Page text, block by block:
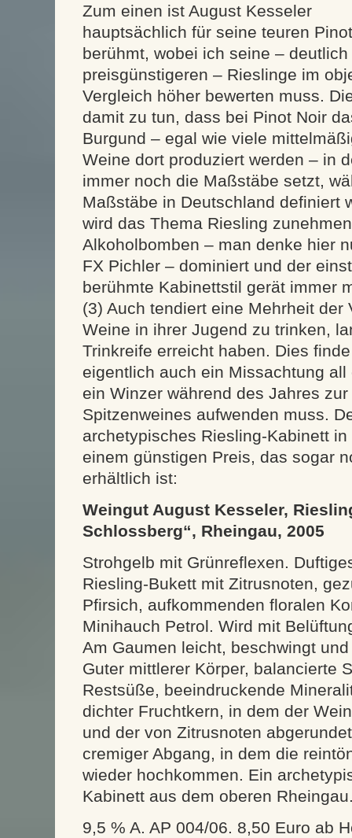
Zum einen ist August Kesseler
hauptsächlich für seine teuren
berühmt, wobei ich seine – deutlich
preisgünstigeren – Rieslinge im
Vergleich höher bewerten muss.
damit zu tun, dass bei Pinot Noir
Burgund – egal wie viele
Weine dort produziert werden – in
immer noch die Maßstäbe setzt,
Maßstäbe in Deutschland definiert
wird das Thema Riesling
Alkoholbomben – man denke hier
FX Pichler – dominiert und der
berühmte Kabinettstil gerät immer
(3) Auch tendiert eine Mehrheit der
Weine in ihrer Jugend zu trinken,
Trinkreife erreicht haben. Dies
eigentlich auch ein Missachtung
ein Winzer während des Jahres
Spitzenweines aufwenden muss.
archetypisches Riesling-Kabinett
einem günstigen Preis, das sogar
erhältlich ist:
Weingut August Kesseler,
Schlossberg“, Rheingau, 2005
Strohgelb mit Grünreflexen.
Riesling-Bukett mit Zitrusnoten,
Pfirsich, aufkommenden floralen
Minihauch Petrol. Wird mit
Am Gaumen leicht, beschwingt
Guter mittlerer Körper, balancierte
Restsüße, beeindruckende
dichter Fruchtkern, in dem der
und der von Zitrusnoten
cremiger Abgang, in dem die
wieder hochkommen. Ein
Kabinett aus dem oberen
9,5 % A. AP 004/06. 8,50 Euro ab